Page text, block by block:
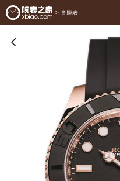
> 查腕表